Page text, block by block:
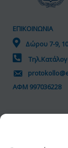
ΕΠΙΚΟΙΝΩΝΙΑ
Δώρου 7-9,
ΑΦΜ 997036228